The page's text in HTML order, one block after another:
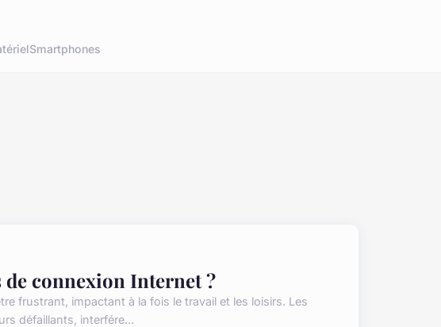
Smartphones
connexion Internet ?
frustrant, impactant à la fois le travail et les loisirs. Les
défaillants, interfére...